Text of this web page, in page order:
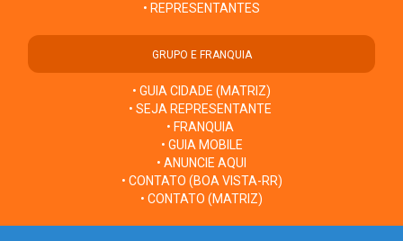
• REPRESENTANTES
GRUPO E FRANQUIA
• GUIA CIDADE (MATRIZ)
• SEJA REPRESENTANTE
• FRANQUIA
• GUIA MOBILE
• ANUNCIE AQUI
• CONTATO (BOA VISTA-RR)
• CONTATO (MATRIZ)